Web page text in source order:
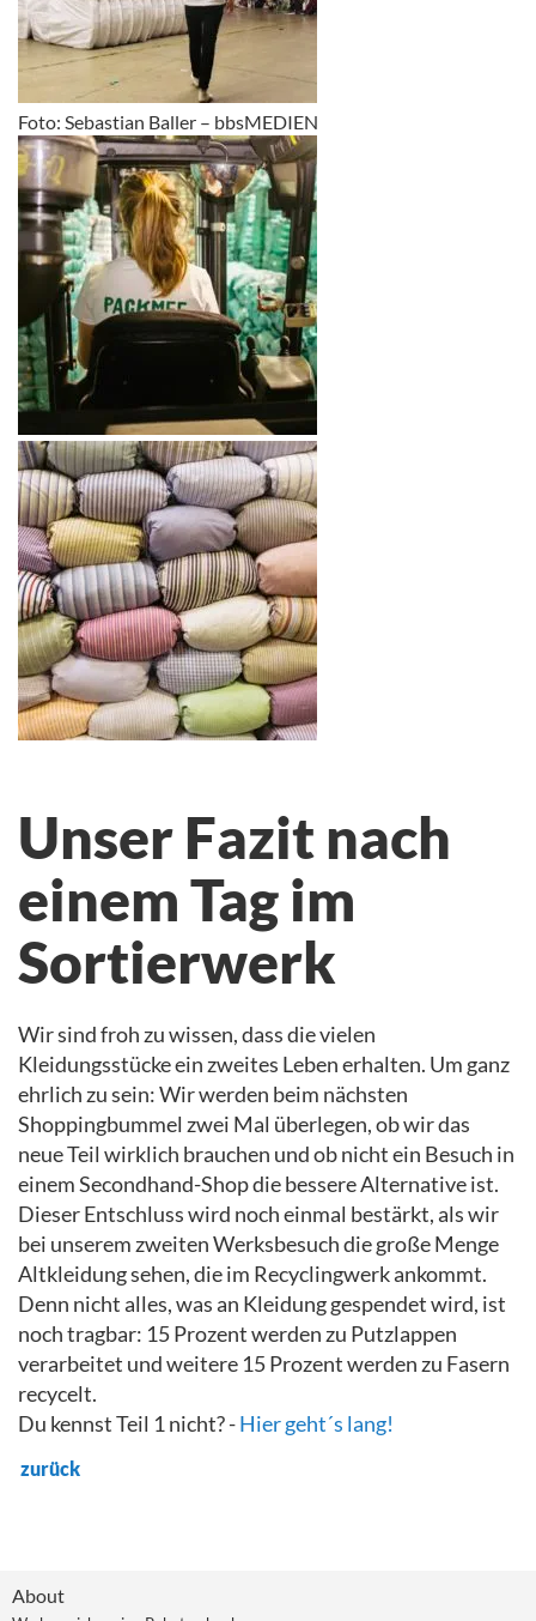
Foto: Sebastian Baller – bbsMEDIEN
Unser Fazit nach
einem Tag im
Sortierwerk
Wir sind froh zu wissen, dass die vielen
Kleidungsstücke ein zweites Leben erhalten. Um ganz
ehrlich zu sein: Wir werden beim nächsten
Shoppingbummel zwei Mal überlegen, ob wir das
neue Teil wirklich brauchen und ob nicht ein Besuch in
einem Secondhand-Shop die bessere Alternative ist.
Dieser Entschluss wird noch einmal bestärkt, als wir
bei unserem zweiten Werksbesuch die große Menge
Altkleidung sehen, die im Recyclingwerk ankommt.
Denn nicht alles, was an Kleidung gespendet wird, ist
noch tragbar: 15 Prozent werden zu Putzlappen
verarbeitet und weitere 15 Prozent werden zu Fasern
recycelt.
Du kennst Teil 1 nicht? -Hier geht´s lang!
zurück
About